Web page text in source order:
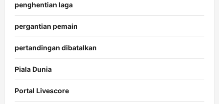
penghentian laga
pergantian pemain
pertandingan dibatalkan
Piala Dunia
Portal Livescore